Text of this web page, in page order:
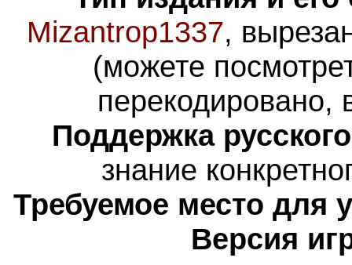
Mizantrop1337,
(можете
перекодировано,
Поддержка
знание
Требуемое место для
Версия